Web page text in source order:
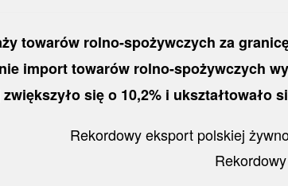
towarów rolno-spożywczych za
import towarów rolno-spożywczych
się o 10,2% i ukształtowało